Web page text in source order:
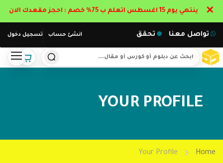
انشئ حساب تسجيل دخول تواصل معنا تحقق
YOUR PROFILE
Home
Your Profile
ينتهي يوم 15 اغسطس اتعلم ب 75% خصم : احجز مقعدك الان ✕